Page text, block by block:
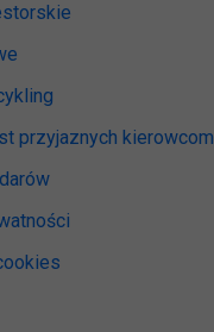
przyjaznych kierowcom